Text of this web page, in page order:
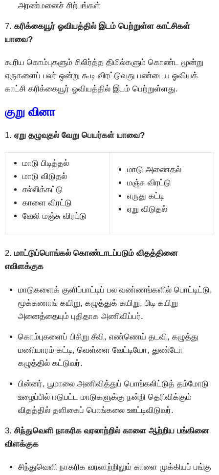
அரண்மனைச் சிற்பங்கள்
7. கரிக்கையூர் ஓவியத்தில் இடம் பெற்றுள்ள காட்சிகள்
யாவை?
கூரிய கொம்புகளும் சிலிர்த்த திமில்களும் கொண்ட மூன்று
எருகளைப் பலர் ஒன்று கூடி விரட்டுவது பண்டைய ஓவியக்
காட்சி கரிக்கையூர் ஓவியத்தில் இடம் பெற்றுள்ளது.
குறு வினா
1. ஏறு தழுவுதல் வேறு பெயர்கள் யாவை?
மாடு பிடித்தல்
மாடு விடுதல்
சல்லிக்கட்டு
காளை விரட்டு
வேலி மஞ்சு விரட்டு
மாடு அணைதல்
மஞ்சு விரட்டு
எருது கட்டி
ஏறு விடுதல்
2. மாட்டுப்பொங்கல் கொண்டாடப்படும் விதத்தினை
எவிளக்குக
மாடுகளைக் குளிப்பாட்டிப் பல வண்ணங்களில் பொட்டிட்டு,
மூக்கணாங் கயிறு, கழுத்துக் கயிறு, பிடி கயிறு
அனைத்தையும் புதிதாக அணிவிப்பர்.
கொம்புகளைப் பிசிறு சீவி, எண்ணெய் தடவி, கழுத்து
மணியாரம் கட்டி, வெள்ளை வேட்டியோ, துண்டோ
கழுத்தில் கட்டுவர்.
பின்னர், பூமாலை அணிவித்துப் பொங்கலிட்டுத் தம்மோடு
உழைப்பில் ஈடுபட்ட மாடுகளுக்கு நன்றி தெரிவிக்கும்
விதத்தில் தளிகைப் பொங்கலை ஊட்டிவிடுவர்.
3. சிந்துவெளி நாகரிக வரலாற்றில் காளை ஆற்றிய பங்கினை
விளக்குக
சிந்துவெளி நாகரிக வரலாற்றிலும் காளை முக்கியப் பங்கு